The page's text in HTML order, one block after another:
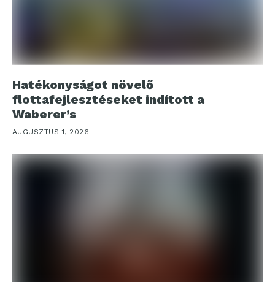
Hatékonyságot növelő
flottafejlesztéseket indított a
Waberer’s
AUGUSZTUS 1, 2026